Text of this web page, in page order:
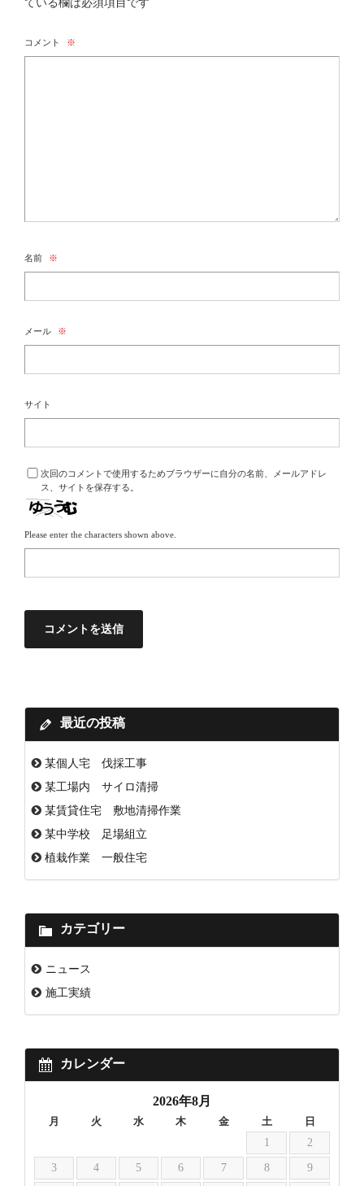
コメント ※
名前 ※
メール ※
サイト
次回のコメントで使用するためブラウザーに自分の名前、メールアドレ
ス、サイトを保存する。
Please enter the characters shown above.
最近の投稿
某個人宅 伐採工事
某工場内 サイロ清掃
某賃貸住宅 敷地清掃作業
某中学校 足場組立
植栽作業 一般住宅
カテゴリー
ニュース
施工実績
カレンダー
2026年8月
月 火 水 木 金 土 日
1 2
3 4 5 6 7 8 9